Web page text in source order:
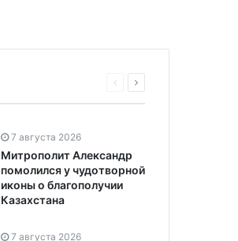
7 августа 2026
Митрополит Александр
помолился у чудотворной
иконы о благополучии
Казахстана
7 августа 2026